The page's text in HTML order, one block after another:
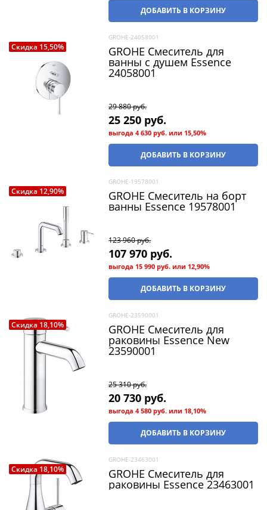
ДОБАВИТЬ В КОРЗИНУ
Скидка 15,50%
GROHE-24058001
GROHE Смеситель для
ванны с душем Essence
24058001
29 880 руб.
25 250 руб.
выгода4 630 руб. или 15,50%
ДОБАВИТЬ В КОРЗИНУ
Скидка 12,90%
GROHE-19578001
GROHE Смеситель на борт
ванны Essence 19578001
123 960 руб.
107 970 руб.
выгода 15 990 руб. или 12,90%
ДОБАВИТЬ В КОРЗИНУ
Скидка 18,10%
GROHE-23590001
GROHE Смеситель для
раковины Essence New
23590001
25 310 руб.
20 730 руб.
выгода4 580 руб. или 18,10%
ДОБАВИТЬ В КОРЗИНУ
Скидка 18,10%
GROHE-23463001
GROHE Смеситель для
раковины Essence 23463001